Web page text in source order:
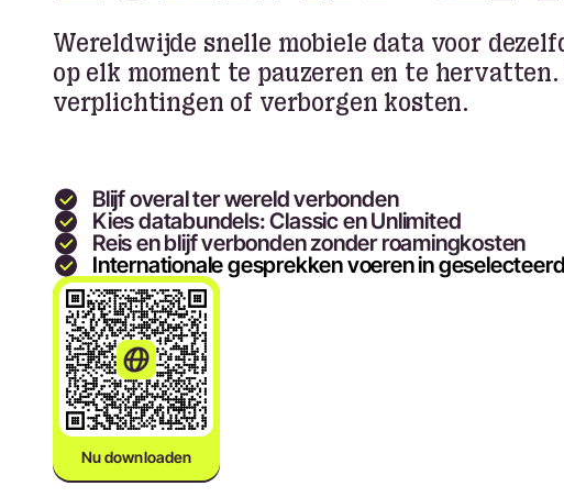
Wereldwijde snelle mobiele data voor
op elk moment te pauzeren en te hervatten.
verplichtingen of verborgen kosten.
Blijf overal ter wereld verbonden
Kies databundels: Classic en Unlimited
Reis en blijf verbonden zonder roamingkosten
Internationale gesprekken voeren in
Nu downloaden